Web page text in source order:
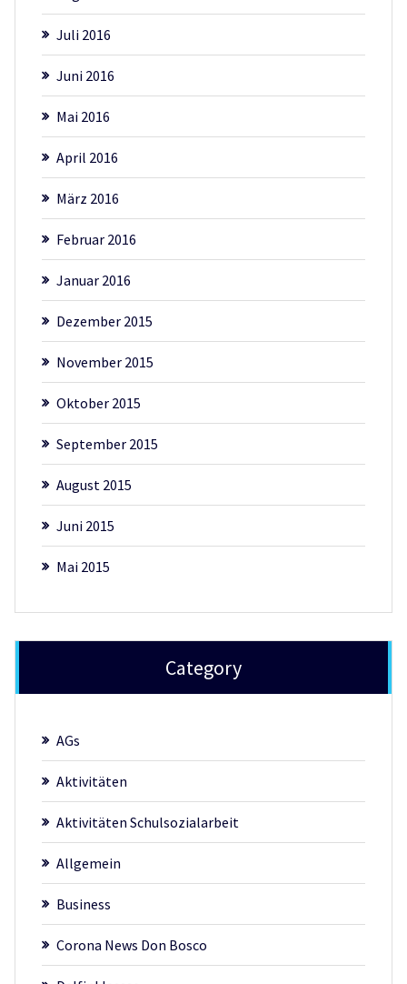
Juli 2016
Juni 2016
Mai 2016
April 2016
März 2016
Februar 2016
Januar 2016
Dezember 2015
November 2015
Oktober 2015
September 2015
August 2015
Juni 2015
Mai 2015
Category
AGs
Aktivitäten
Aktivitäten Schulsozialarbeit
Allgemein
Business
Corona News Don Bosco